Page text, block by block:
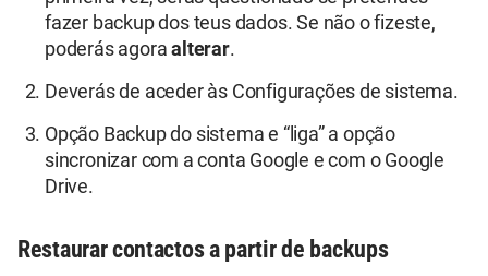
fazer backup dos teus dados. Se não o fizeste,
poderás agoraalterar.
Deverás de aceder às Configurações de sistema.
Opção Backup do sistema e “liga” a opção
sincronizar com a conta Google e com o Google
Drive.
Restaurar contactos a partir de backups